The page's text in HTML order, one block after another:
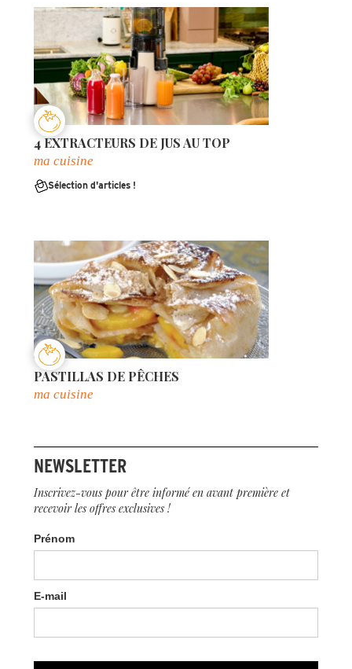
4 EXTRACTEURS DE JUS AU TOP
ma cuisine
Sélection d'articles !
PASTILLAS DE PÊCHES
ma cuisine
NEWSLETTER
Inscrivez-vous pour être informé en avant première et
recevoir les offres exclusives !
Prénom
E-mail